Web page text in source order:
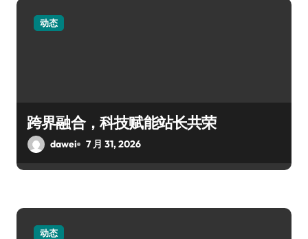
动态
跨界融合，科技赋能站长共荣
dawei 7 月 31, 2026
动态